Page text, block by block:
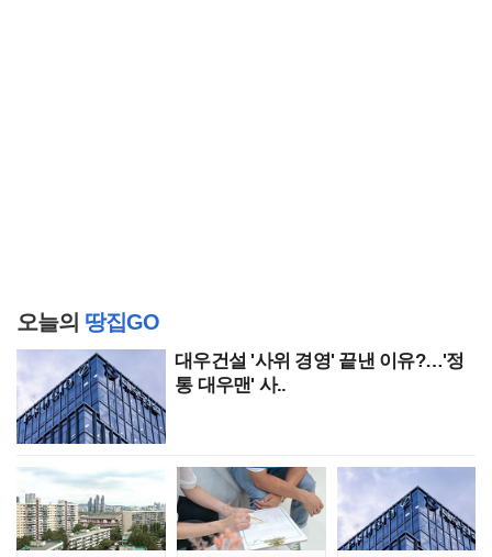
오늘의 땅집GO
대우건설 '사위 경영' 끝낸 이유?…'정
통 대우맨' 사..